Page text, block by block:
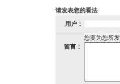
请发表您的看法
用户：
您要为您所
留言：